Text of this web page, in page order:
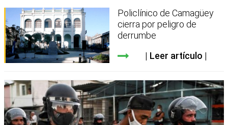
Policlínico de Camagüey
cierra por peligro de
derrumbe
Leer artículo